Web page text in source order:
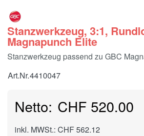
Stanzwerkzeug, 3:1,
Magnapunch Elite
Stanzwerkzeug passend zu GBC
Art.Nr.4410047
CHF 520.00
inkl. MWSt.: CHF 562.12